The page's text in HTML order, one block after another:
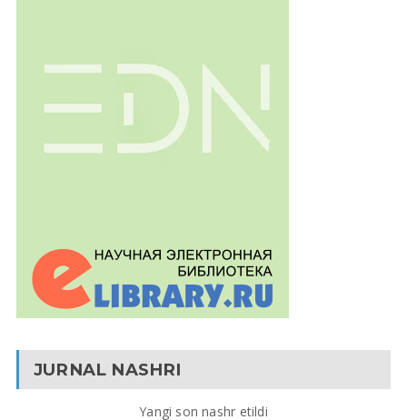
JURNAL NASHRI
Yangi son nashr etildi